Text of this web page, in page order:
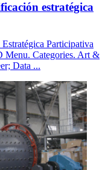
estratégica
Participativa
Categories. Art &
Data ...